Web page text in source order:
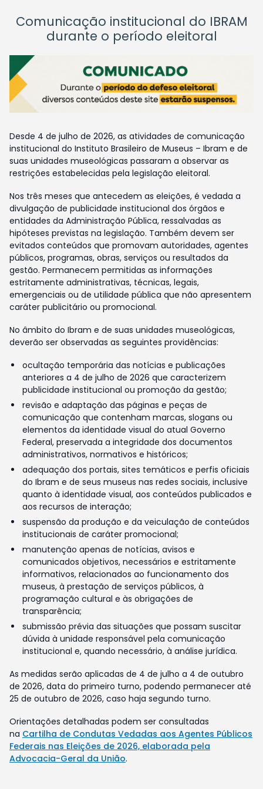
Comunicação institucional do IBRAM
durante o período eleitoral
Desde 4 de julho de 2026, as atividades de comunicação
institucional do Instituto Brasileiro de Museus – Ibram e de
suas unidades museológicas passaram a observar as
restrições estabelecidas pela legislação eleitoral.
Nos três meses que antecedem as eleições, é vedada a
divulgação de publicidade institucional dos órgãos e
entidades da Administração Pública, ressalvadas as
hipóteses previstas na legislação. Também devem ser
evitados conteúdos que promovam autoridades, agentes
públicos, programas, obras, serviços ou resultados da
gestão. Permanecem permitidas as informações
estritamente administrativas, técnicas, legais,
emergenciais ou de utilidade pública que não apresentem
caráter publicitário ou promocional.
No âmbito do Ibram e de suas unidades museológicas,
deverão ser observadas as seguintes providências:
ocultação temporária das notícias e publicações
anteriores a 4 de julho de 2026 que caracterizem
publicidade institucional ou promoção da gestão;
revisão e adaptação das páginas e peças de
comunicação que contenham marcas, slogans ou
elementos da identidade visual do atual Governo
Federal, preservada a integridade dos documentos
administrativos, normativos e históricos;
adequação dos portais, sites temáticos e perfis oficiais
do Ibram e de seus museus nas redes sociais, inclusive
quanto à identidade visual, aos conteúdos publicados e
aos recursos de interação;
suspensão da produção e da veiculação de conteúdos
institucionais de caráter promocional;
manutenção apenas de notícias, avisos e
comunicados objetivos, necessários e estritamente
informativos, relacionados ao funcionamento dos
museus, à prestação de serviços públicos, à
programação cultural e às obrigações de
transparência;
submissão prévia das situações que possam suscitar
dúvida à unidade responsável pela comunicação
institucional e, quando necessário, à análise jurídica.
As medidas serão aplicadas de 4 de julho a 4 de outubro
de 2026, data do primeiro turno, podendo permanecer até
25 de outubro de 2026, caso haja segundo turno.
Orientações detalhadas podem ser consultadas
na Cartilha de Condutas Vedadas aos Agentes Públicos
Federais nas Eleições de 2026, elaborada pela
Advocacia-Geral da União.